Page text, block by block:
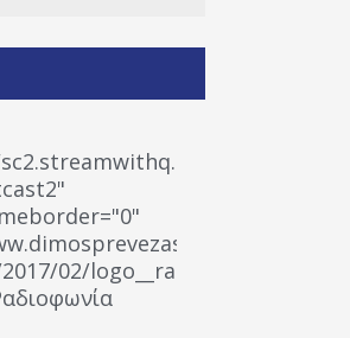
wp-
02/logo__radiofonias.jpg"